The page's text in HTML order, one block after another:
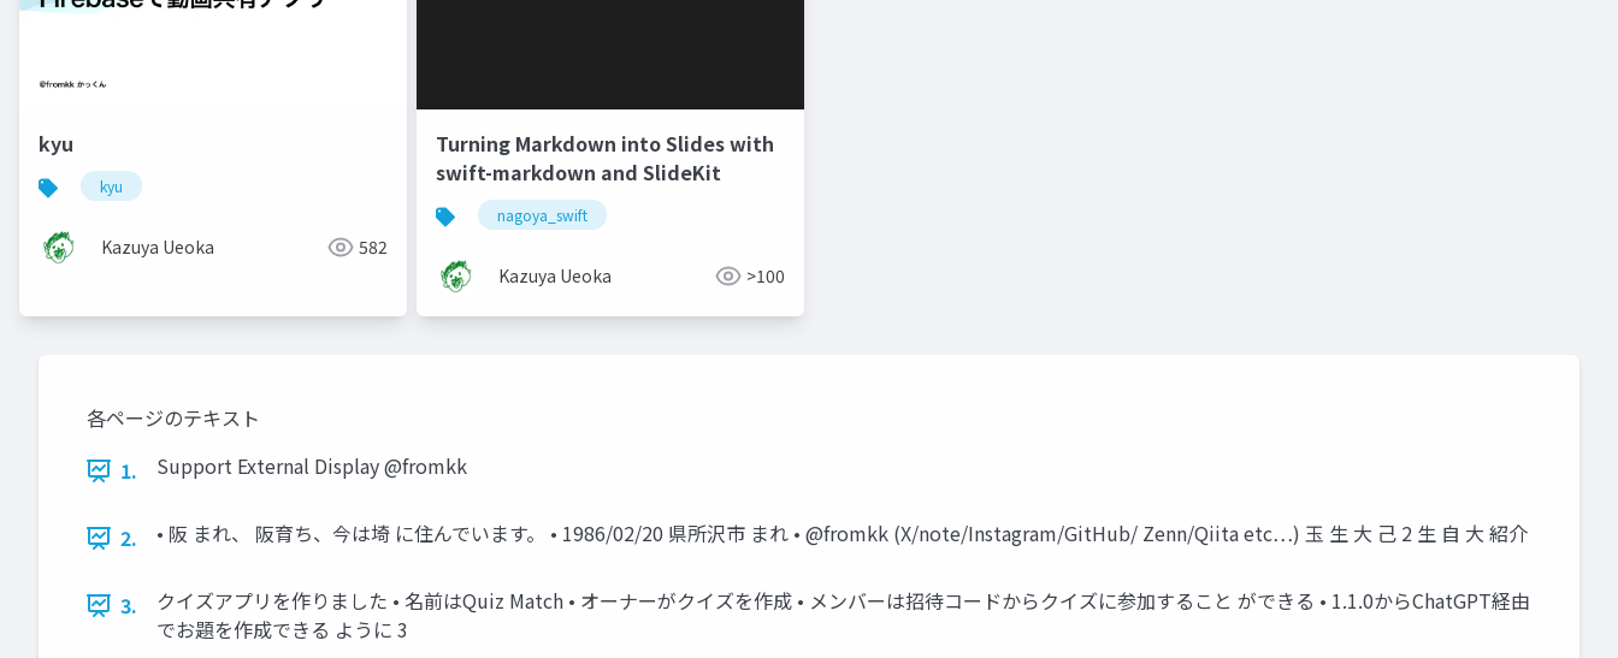
kyu
kyu
Kazuya Ueoka 582
Turning Markdown into Slides with
swift-markdown and SlideKit
nagoya_swift
Kazuya Ueoka >100
各ページのテキスト
1.
Support External Display @fromkk
2. • 阪 まれ、 阪育ち、今は埼 に住んでいます。 • 1986/02/20 県所沢市 まれ • @fromkk (X/note/Instagram/GitHub/ Zenn/Qiita etc…) 玉 生 大 己 2 生 自 大 紹介
3.
クイズアプリを作りました • 名前はQuiz Match • オーナーがクイズを作成 • メンバーは招待コードからクイズに参加すること ができる • 1.1.0からChatGPT経由
でお題を作成できる ように 3